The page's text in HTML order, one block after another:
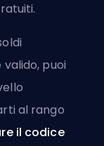
puoi
al rango
il codice